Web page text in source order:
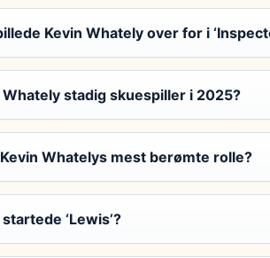
Kevin Whately over for i
Whately stadig skuespiller i 2025?
Whatelys mest berømte rolle?
‘Lewis’?